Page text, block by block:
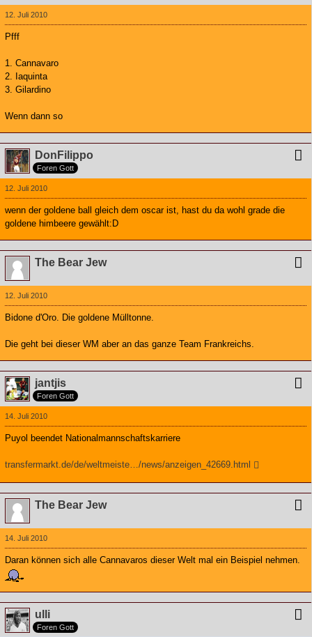
12. Juli 2010
Pfff
1. Cannavaro
2. Iaquinta
3. Gilardino
Wenn dann so
DonFilippo
Foren Gott
12. Juli 2010
wenn der goldene ball gleich dem oscar ist, hast du da wohl grade die
goldene himbeere gewählt:D
The Bear Jew
12. Juli 2010
Bidone d'Oro. Die goldene Mülltonne.
Die geht bei dieser WM aber an das ganze Team Frankreichs.
jantjis
Foren Gott
14. Juli 2010
Puyol beendet Nationalmannschaftskarriere
transfermarkt.de/de/weltmeiste…/news/anzeigen_42669.html
The Bear Jew
14. Juli 2010
Daran können sich alle Cannavaros dieser Welt mal ein Beispiel nehmen.
ulli
Foren Gott